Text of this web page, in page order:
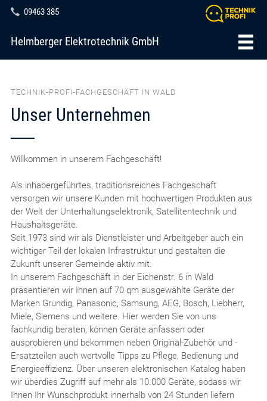
09463 385
Helmberger Elektrotechnik GmbH
TECHNIK-PROFI-FACHGESCHÄFT IN WALD
Unser Unternehmen
Willkommen in unserem Fachgeschäft!
Als inhabergeführtes, traditionsreiches Fachgeschäft
versorgen wir unsere Kunden mit hochwertigen Produkten aus
der Welt der Unterhaltungselektronik, Satellitentechnik und
Haushaltsgeräte.
Seit 1973 sind wir als Dienstleister und Arbeitgeber auch ein
wichtiger Teil der lokalen Infrastruktur und gestalten die
Zukunft unserer Gemeinde aktiv mit.
In unserem Fachgeschäft in der Eichenstr. 6 in Wald
präsentieren wir Ihnen auf 70 qm ausgewählte Geräte der
Marken Grundig, Panasonic, Samsung, AEG, Bosch, Liebherr,
Miele, Siemens und weitere. Hier werden Sie von uns
fachkundig beraten, können Geräte anfassen oder
ausprobieren und bekommen neben Original-Zubehör und -
Ersatzteilen auch wertvolle Tipps zu Pflege, Bedienung und
Energieeffizienz. Über unseren elektronischen Katalog haben
wir überdies Zugriff auf mehr als 10.000 Geräte, sodass wir
Ihnen Ihr Wunschprodukt innerhalb von 24 Stunden liefern